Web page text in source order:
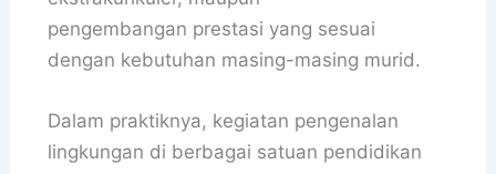
pengembangan prestasi yang sesuai
dengan kebutuhan masing-masing murid.
Dalam praktiknya, kegiatan pengenalan
lingkungan di berbagai satuan pendidikan